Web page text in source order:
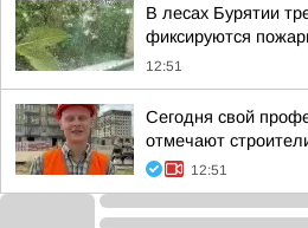
В лесах Бурятии
фиксируются
12:51
Сегодня свой
отмечают
12:51